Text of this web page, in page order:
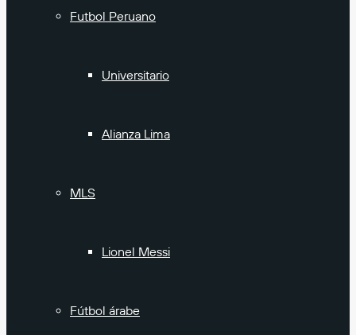
Futbol Peruano
Universitario
Alianza Lima
MLS
Lionel Messi
Fútbol árabe